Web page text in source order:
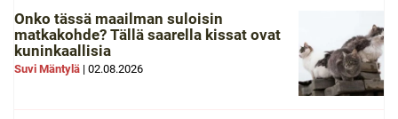
Onko tässä maailman suloisin
matkakohde? Tällä saarella kissat ovat
kuninkaallisia
Suvi Mäntylä | 02.08.2026